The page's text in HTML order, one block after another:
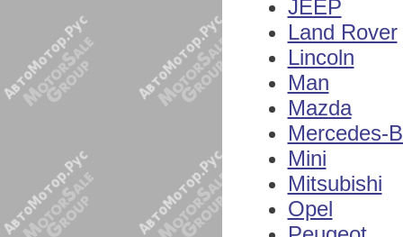
JEEP
Land Rover
Lincoln
Man
Mazda
Mercedes-
Mini
Mitsubishi
Opel